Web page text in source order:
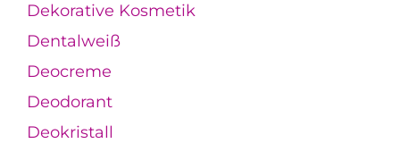
Dekorative Kosmetik
Dentalweiß
Deocreme
Deodorant
Deokristall